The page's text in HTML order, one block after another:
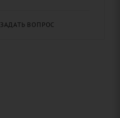
ЗАДАТЬ ВОПРОС